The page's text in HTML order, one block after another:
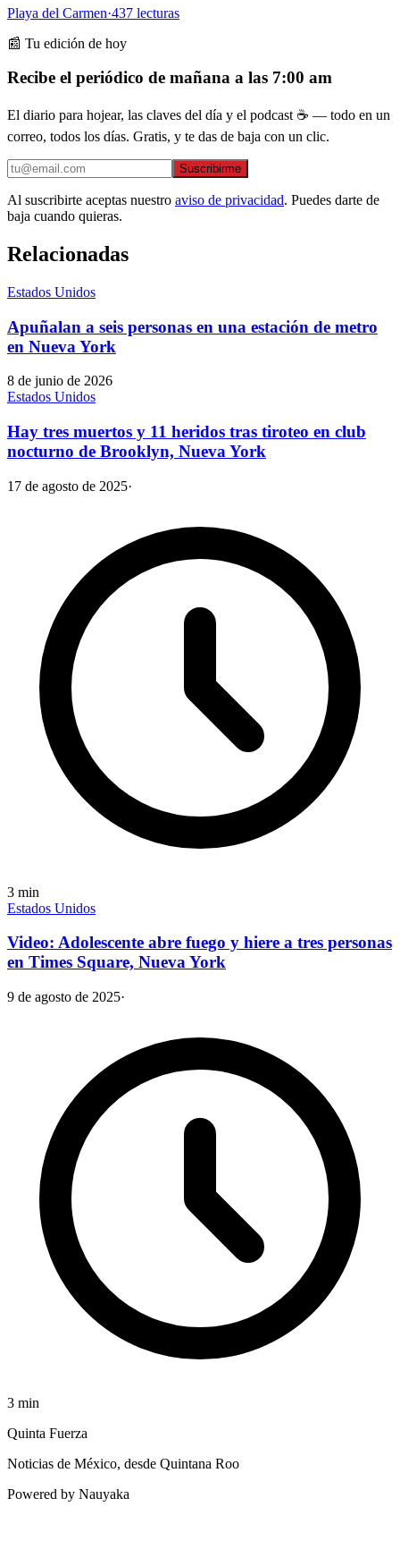
Playa del Carmen·437 lecturas
📰 Tu edición de hoy
Recibe el periódico de mañana a las 7:00 am
El diario para hojear, las claves del día y el podcast ☕ — todo en un
correo, todos los días. Gratis, y te das de baja con un clic.
Suscribirme
Al suscribirte aceptas nuestro aviso de privacidad. Puedes darte de
baja cuando quieras.
Relacionadas
Estados Unidos
Apuñalan a seis personas en una estación de metro
en Nueva York
8 de junio de 2026
Estados Unidos
Hay tres muertos y 11 heridos tras tiroteo en club
nocturno de Brooklyn, Nueva York
17 de agosto de 2025·
3 min
Estados Unidos
Video: Adolescente abre fuego y hiere a tres personas
en Times Square, Nueva York
9 de agosto de 2025·
3 min
Quinta Fuerza
Noticias de México, desde Quintana Roo
Powered by Nauyaka